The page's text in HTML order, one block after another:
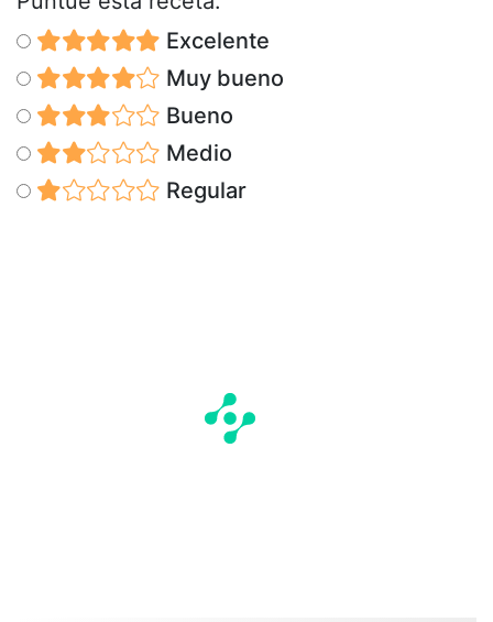
Excelente
Muy bueno
Bueno
Medio
Regular